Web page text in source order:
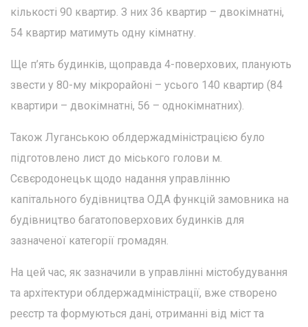
кількості 90 квартир. З них 36 квартир – двокімнатні,
54 квартир матимуть одну кімнатну.
Ще п’ять будинків, щоправда 4-поверхових, планують
звести у 80-му мікрорайоні – усього 140 квартир (84
квартири – двокімнатні, 56 – однокімнатних).
Також Луганською облдержадміністрацією було
підготовлено лист до міського голови м.
Сєвєродонецьк щодо надання управлінню
капітального будівництва ОДА функцій замовника на
будівництво багатоповерхових будинків для
зазначеної категорії громадян.
На цей час, як зазначили в управлінні містобудування
та архітектури облдержадміністрації, вже створено
реєстр та формуються дані, отриманні від міст та